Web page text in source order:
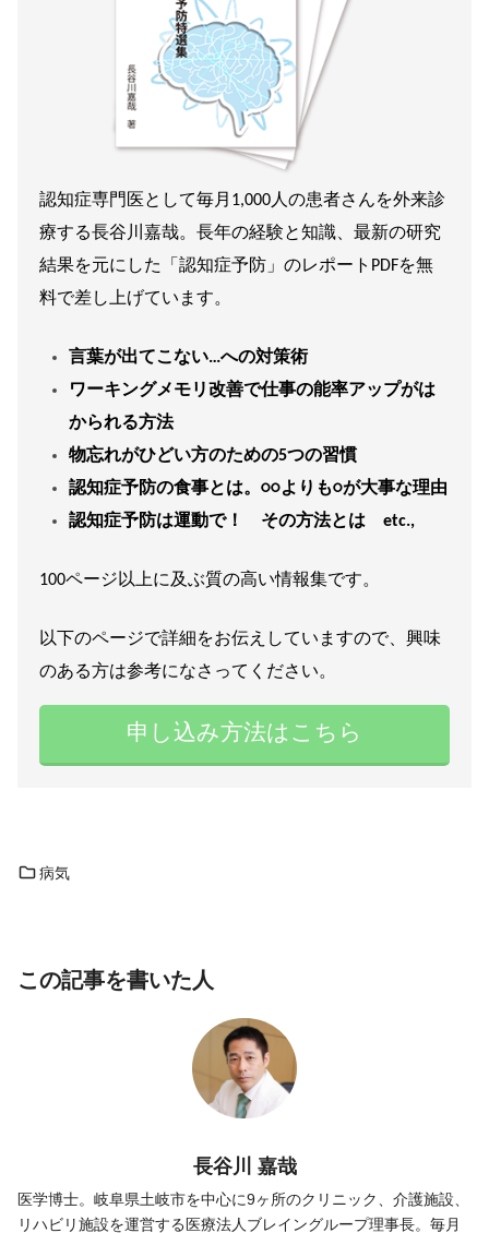
認知症専門医として毎月1,000人の患者さんを外来診
療する長谷川嘉哉。長年の経験と知識、最新の研究
結果を元にした「認知症予防」のレポートPDFを無
料で差し上げています。
言葉が出てこない…への対策術
ワーキングメモリ改善で仕事の能率アップがは
かられる方法
物忘れがひどい方のための5つの習慣
認知症予防の食事とは。○○よりも○が大事な理由
認知症予防は運動で！ その方法とは etc.,
100ページ以上に及ぶ質の高い情報集です。
以下のページで詳細をお伝えしていますので、興味
のある方は参考になさってください。
申し込み方法はこちら
病気
この記事を書いた人
長谷川 嘉哉
医学博士。岐阜県土岐市を中心に9ヶ所のクリニック、介護施設、
リハビリ施設を運営する医療法人ブレイングループ理事長。毎月